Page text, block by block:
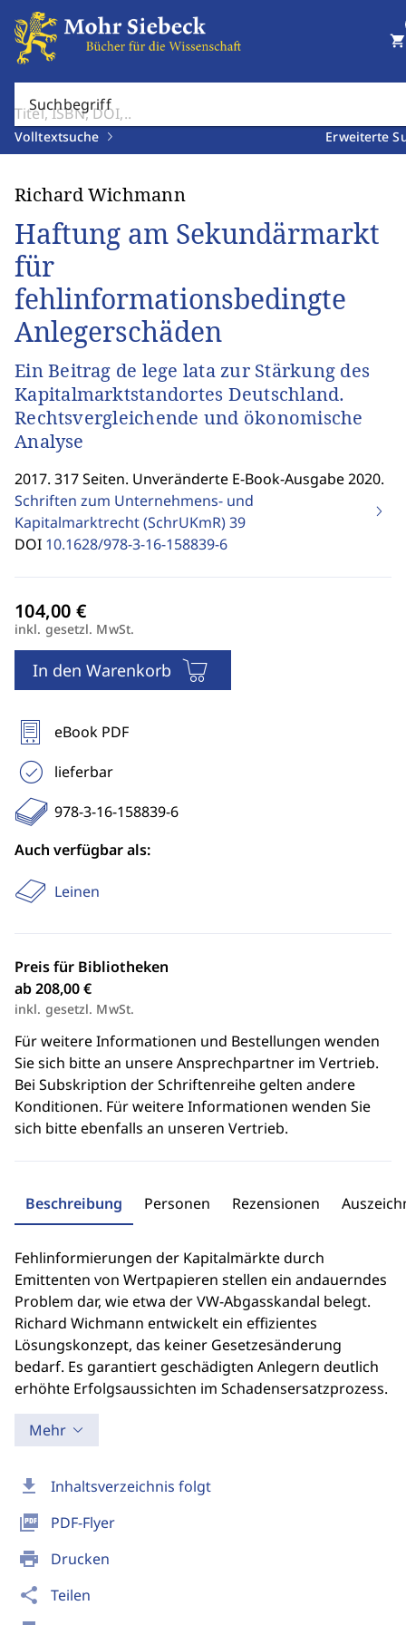
Suchbegriff
Volltextsuche Erweiterte
shopping_cart
download Inhaltsverzeichnis folgt
picture_as_pdf PDF-Flyer
print Drucken
share Teilen
Richard Wichmann
Haftung am Sekundärmarkt
für
fehlinformationsbedingte
Anlegerschäden
Ein Beitrag de lege lata zur Stärkung des
Kapitalmarktstandortes Deutschland.
Rechtsvergleichende und ökonomische
Analyse
2017. 317 Seiten. Unveränderte E-Book-Ausgabe 2020.
Schriften zum Unternehmens- und
Kapitalmarktrecht (SchrUKmR)39
DOI 10.1628/978-3-16-158839-6
inkl. gesetzl. MwSt.
In den Warenkorb
eBook PDF
lieferbar
978-3-16-158839-6
Auch verfügbar als:
Leinen
Preis für Bibliotheken
ab 208,00 €
inkl. gesetzl. MwSt.
Für weitere Informationen und Bestellungen wenden
Sie sich bitte an unsere Ansprechpartner im Vertrieb.
Bei Subskription der Schriftenreihe gelten andere
Konditionen. Für weitere Informationen wenden Sie
sich bitte ebenfalls an unseren Vertrieb.
Beschreibung Personen Rezensionen
Fehlinformierungen der Kapitalmärkte durch
Emittenten von Wertpapieren stellen ein andauerndes
Problem dar, wie etwa der VW-Abgasskandal belegt.
Richard Wichmann entwickelt ein effizientes
Lösungskonzept, das keiner Gesetzesänderung
bedarf. Es garantiert geschädigten Anlegern deutlich
erhöhte Erfolgsaussichten im Schadensersatzprozess.
Mehr